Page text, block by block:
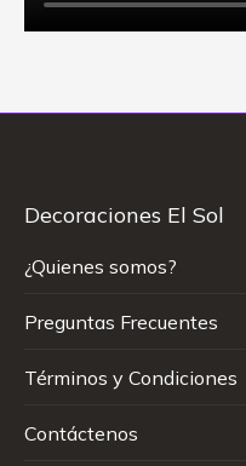
Decoraciones El Sol
¿Quienes somos?
Preguntas Frecuentes
Términos y Condiciones
Contáctenos